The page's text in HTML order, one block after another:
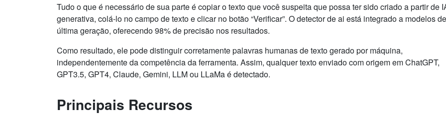
Tudo o que é necessário de sua parte é copiar o texto que você suspeita que possa ter sido criado a partir de
generativa, colá-lo no campo de texto e clicar no botão “Verificar”. O detector de ai está integrado a modelos
última geração, oferecendo 98% de precisão nos resultados.
Como resultado, ele pode distinguir corretamente palavras humanas de texto gerado por máquina,
independentemente da competência da ferramenta. Assim, qualquer texto enviado com origem em ChatGPT,
GPT3.5, GPT4, Claude, Gemini, LLM ou LLaMa é detectado.
Principais Recursos